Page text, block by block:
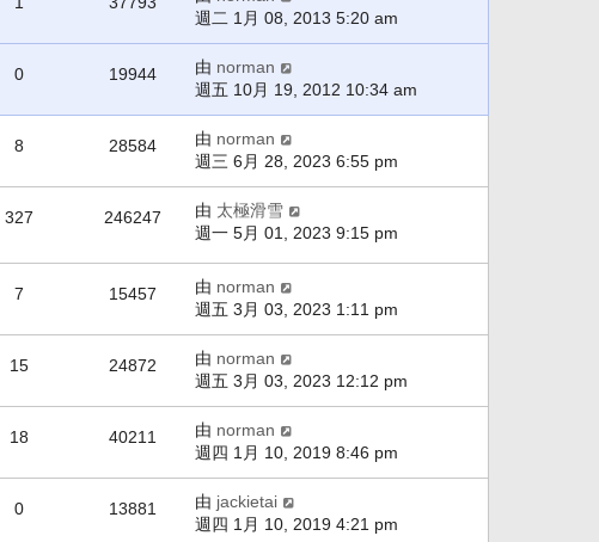
週二 1月 08, 2013 5:20 am
0 19944 由 norman
週五 10月 19, 2012 10:34 am
8 28584 由 norman
週三 6月 28, 2023 6:55 pm
327 246247 由 太極滑雪
週一 5月 01, 2023 9:15 pm
7 15457 由 norman
週五 3月 03, 2023 1:11 pm
15 24872 由 norman
週五 3月 03, 2023 12:12 pm
18 40211 由 norman
週四 1月 10, 2019 8:46 pm
0 13881 由 jackietai
週四 1月 10, 2019 4:21 pm